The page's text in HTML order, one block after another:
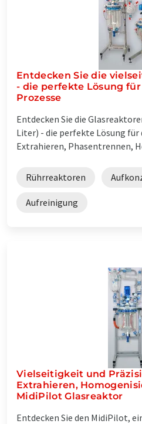
Entdecken Sie die
- die perfekte Lösung
Prozesse
Entdecken Sie die
Liter) - die perfekte Lösung für
Extrahieren, Phasentrennen,
Rührreaktoren
Aufreinigung
Vielseitigkeit und
Extrahieren,
MidiPilot Glasreaktor
Entdecken Sie den MidiPilot,